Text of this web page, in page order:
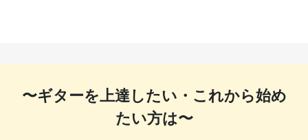
〜ギターを上達したい・これから始め
たい方は〜